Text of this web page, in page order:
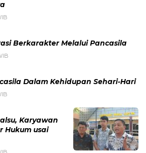
Berkarakter Melalui Pancasila
Dalam Kehidupan Sehari-Hari
Karyawan
Hukum usai